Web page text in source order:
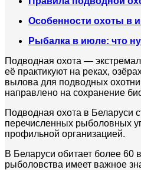
Особенности охоты в
Рыбалка в июле: что
Подводная охота —
её практикуют на реках,
вылова для подводных
направлено на сохранение
Подводная охота в Беларуси
перечисленных рыболовных
профильной организацией.
В Беларуси обитает более 60
рыболовства имеет важное